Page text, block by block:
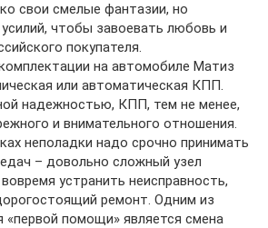
свои смелые фантазии, но
чтобы завоевать любовь и
покупателя.
на автомобиле Матиз
или автоматическая КПП.
надежностью, КПП, тем не менее,
и внимательного отношения.
неполадки надо срочно принимать
– довольно сложный узел
устранить неисправность,
ремонт. Одним из
«первой помощи» является смена